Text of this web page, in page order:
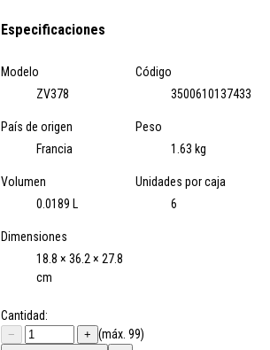
Especificaciones
Modelo
ZV378
Código
3500610137433
País de origen
Francia
Peso
1.63 kg
Volumen
0.0189 L
Unidades por caja
6
Dimensiones
18.8 × 36.2 × 27.8
cm
Cantidad:
− + (máx. 99)